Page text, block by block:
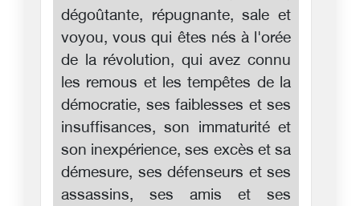
dégoûtante, répugnante, sale et
voyou, vous qui êtes nés à l'orée
de la révolution, qui avez connu
les remous et les tempêtes de la
démocratie, ses faiblesses et ses
insuffisances, son immaturité et
son inexpérience, ses excès et sa
démesure, ses défenseurs et ses
assassins, ses amis et ses